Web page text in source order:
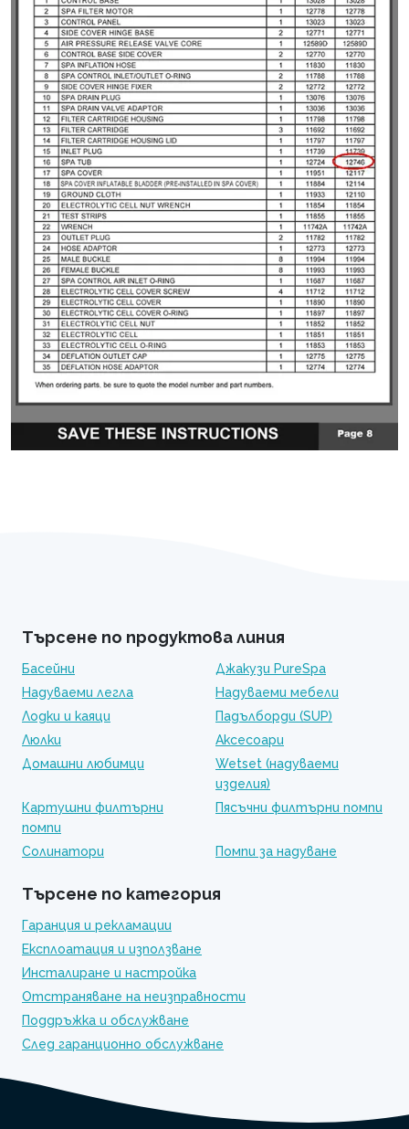
Търсене по продуктова линия
Басейни
Джакузи PureSpa
Надуваеми легла
Надуваеми мебели
Лодки и каяци
Падълборди (SUP)
Люлки
Аксесоари
Домашни любимци
Wetset (надуваеми
изделия)
Картушни филтърни
помпи
Пясъчни филтърни помпи
Солинатори Помпи за надуване
Търсене по категория
Гаранция и рекламации
Експлоатация и използване
Инсталиране и настройка
Отстраняване на неизправности
Поддръжка и обслужване
След гаранционно обслужване